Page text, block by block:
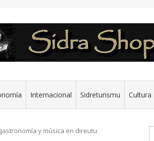
Internacional Sidreturismu Cultura
y música en direutu